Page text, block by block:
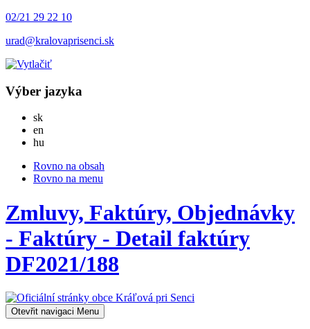
02/21 29 22 10
urad@kralovaprisenci.sk
Výber jazyka
skSlovensky
en
hu
Rovno na obsah
Rovno na menu
Zmluvy, Faktúry, Objednávky
- Faktúry - Detail faktúry
DF2021/188
Otevřit navigaci Menu